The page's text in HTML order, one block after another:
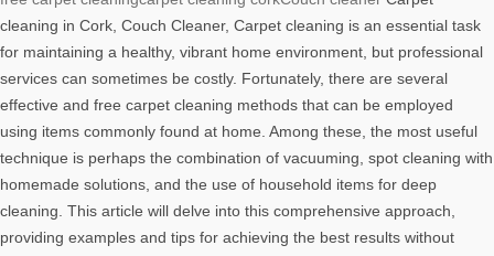
cleaning in Cork, Couch Cleaner, Carpet cleaning is an essential task
for maintaining a healthy, vibrant home environment, but professional
services can sometimes be costly. Fortunately, there are several
effective and free carpet cleaning methods that can be employed
using items commonly found at home. Among these, the most useful
technique is perhaps the combination of vacuuming, spot cleaning with
homemade solutions, and the use of household items for deep
cleaning. This article will delve into this comprehensive approach,
providing examples and tips for achieving the best results without